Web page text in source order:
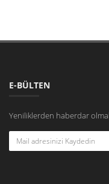
E-BÜLTEN
Yeniliklerden haberdar